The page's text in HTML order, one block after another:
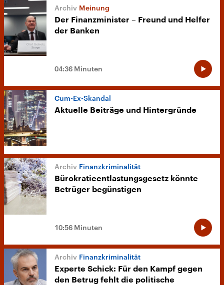
Meinung
Der Finanzminister – Freund und Helfer
der Banken
04:36 Minuten
Cum-Ex-Skandal
Aktuelle Beiträge und Hintergründe
Finanzkriminalität
Bürokratieentlastungsgesetz könnte
Betrüger begünstigen
10:56 Minuten
Finanzkriminalität
Experte Schick: Für den Kampf gegen
den Betrug fehlt die politische